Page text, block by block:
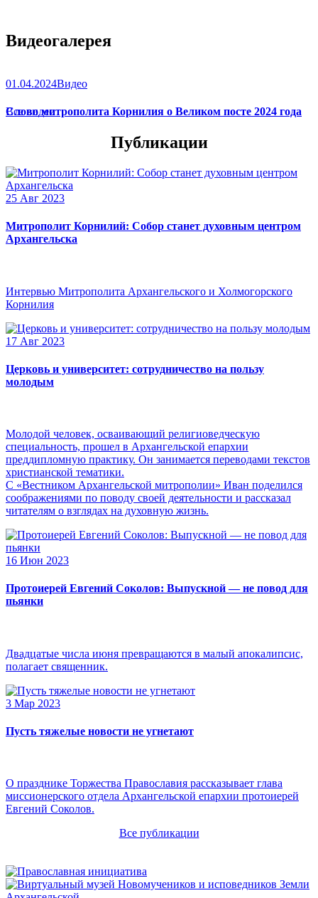
Видеогалерея
01.04.2024Видео
Слово митрополита Корнилия о Великом посте 2024 года
Все видео
Публикации
25 Авг 2023
Митрополит Корнилий: Собор станет духовным центром
Архангельска
Интервью Митрополита Архангельского и Холмогорского
Корнилия
17 Авг 2023
Церковь и университет: сотрудничество на пользу
молодым
Молодой человек, осваивающий религиоведческую
специальность, прошел в Архангельской епархии
преддипломную практику. Он занимается переводами текстов
христианской тематики.
С «Вестником Архангельской митрополии» Иван поделился
соображениями по поводу своей деятельности и рассказал
читателям о взглядах на духовную жизнь.
16 Июн 2023
Протоиерей Евгений Соколов: Выпускной — не повод для
пьянки
Двадцатые числа июня превращаются в малый апокалипсис,
полагает священник.
3 Мар 2023
Пусть тяжелые новости не угнетают
О празднике Торжества Православия рассказывает глава
миссионерского отдела Архангельской епархии протоиерей
Евгений Соколов.
Все публикации